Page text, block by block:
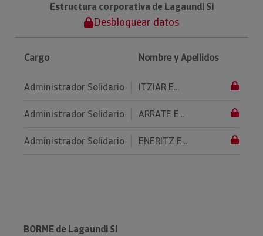
Estructura corporativa de Lagaundi Sl
Desbloquear datos
Cargo Nombre y Apellidos
Administrador Solidario ITZIAR E...
Administrador Solidario ARRATE E...
Administrador Solidario ENERITZ E...
BORME de Lagaundi Sl